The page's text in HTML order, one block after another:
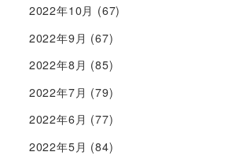
2022年10月 (67)
2022年9月 (67)
2022年8月 (85)
2022年7月 (79)
2022年6月 (77)
2022年5月 (84)